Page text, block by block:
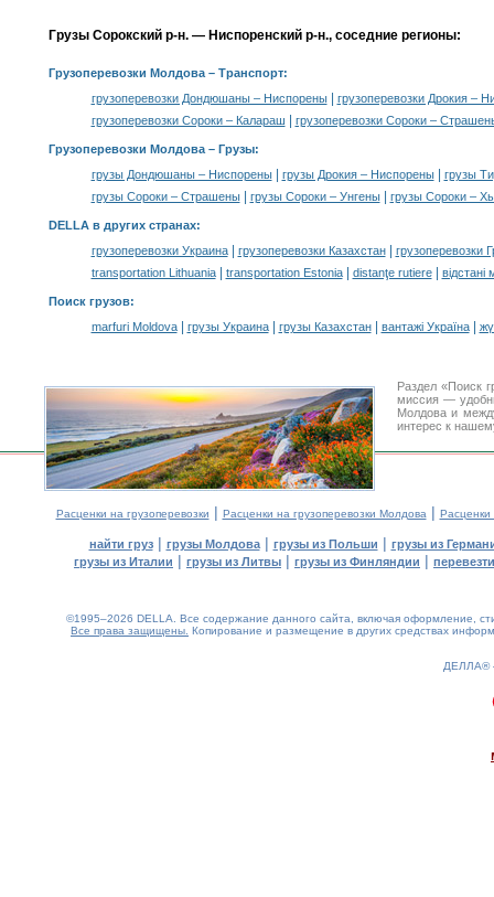
Грузы Сорокский р-н. — Ниспоренский р-н., соседние регионы:
Грузоперевозки Молдова– Транспорт:
грузоперевозки Дондюшаны – Ниспорены|
грузоперевозки Дрокия –
грузоперевозки Сороки – Калараш
грузоперевозки Сороки –
Грузоперевозки Молдова – Грузы:
грузы Дондюшаны – Ниспорены| грузы Дрокия – Ниспорены|
грузы
грузы Сороки – Страшены| грузы Сороки – Унгены| грузы Сороки –
DELLA в других странах:
грузоперевозки Украина| грузоперевозки Казахстан|
грузоперевозки
transportation Lithuania| transportation Estonia| distanţe rutiere| відстані
Поиск грузов:
marfuri Moldova| грузы Украина| грузы Казахстан| вантажі Україна|
Раздел «Поиск
миссия —
Молдова и
интерес к
Расценки на грузоперевозки | Расценки на грузоперевозки Молдова | Расценки
найти груз| грузы Молдова| грузы из Польши | грузы из
грузы из Италии | грузы из Литвы | грузы из Финляндии |
©1995–2026 DELLA. Все содержание данного сайта, включая оформление,
Все права защищены. Копирование и размещение в других средствах